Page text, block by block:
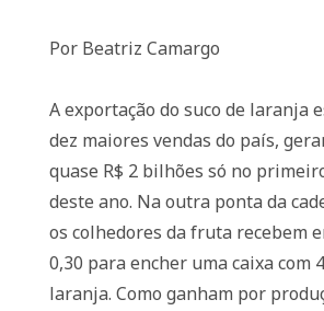
Por Beatriz Camargo
A exportação do suco de laranja
dez maiores vendas do país,
quase R$ 2 bilhões só no
deste ano. Na outra ponta da
os colhedores da fruta recebem
0,30 para encher uma caixa com
laranja. Como ganham por